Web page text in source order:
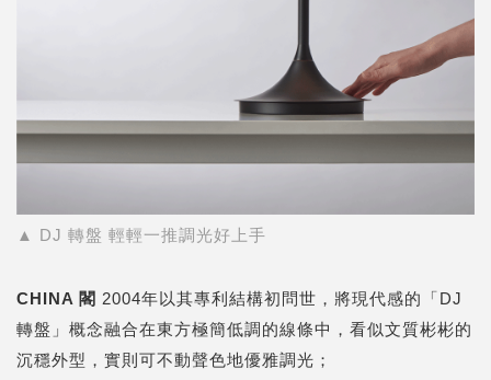
▲ DJ 轉盤 輕輕一推調光好上手
CHINA 閣 2004年以其專利結構初問世，將現代感的「DJ
轉盤」概念融合在東方極簡低調的線條中，看似文質彬彬的
沉穩外型，實則可不動聲色地優雅調光；